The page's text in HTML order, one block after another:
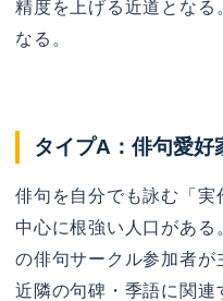
精度を上げる近道となる
なる。
タイプA：俳句愛好
俳句を自分でも詠む「実
中心に根強い人口がある
の俳句サークル参加者が
近隣の句碑・季語に関連